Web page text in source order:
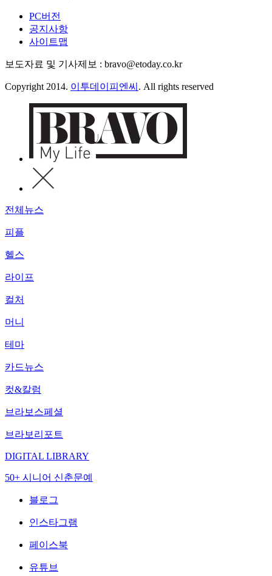
PC버전
공지사항
사이트맵
보도자료 및 기사제보 : bravo@etoday.co.kr
Copyright 2014. 이투데이피엔씨 . All rights reserved
전체뉴스
피플
헬스
라이프
컬처
머니
테마
카드뉴스
컷&칼럼
브라보스페셜
브라보리포트
DIGITAL LIBRARY
50+ 시니어 신춘문예
블로그
인스타그램
페이스북
유튜브